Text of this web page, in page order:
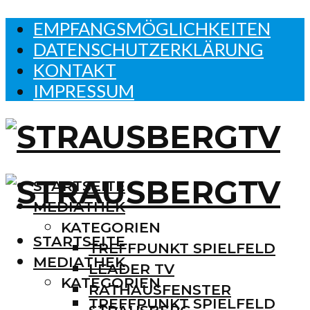
EMPFANGSMÖGLICHKEITEN
DATENSCHUTZERKLÄRUNG
KONTAKT
IMPRESSUM
STARTSEITE
MEDIATHEK
KATEGORIEN
TREFFPUNKT SPIELFELD
LEADER TV
RATHAUSFENSTER
STARTSEITE
MEDIATHEK
KATEGORIEN
TREFFPUNKT SPIELFELD